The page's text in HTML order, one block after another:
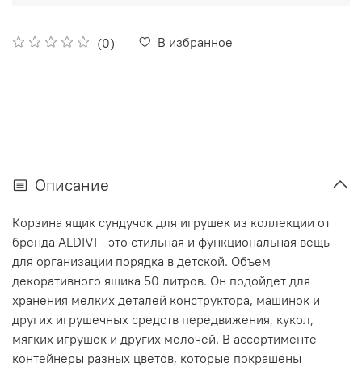
(0) В избранное
Описание
Корзина ящик сундучок для игрушек из коллекции от
бренда ALDIVI - это стильная и функциональная вещь
для организации порядка в детской. Объем
декоративного ящика 50 литров. Он подойдет для
хранения мелких деталей конструктора, машинок и
других игрушечных средств передвижения, кукол,
мягких игрушек и других мелочей. В ассортименте
контейнеры разных цветов, которые покрашены